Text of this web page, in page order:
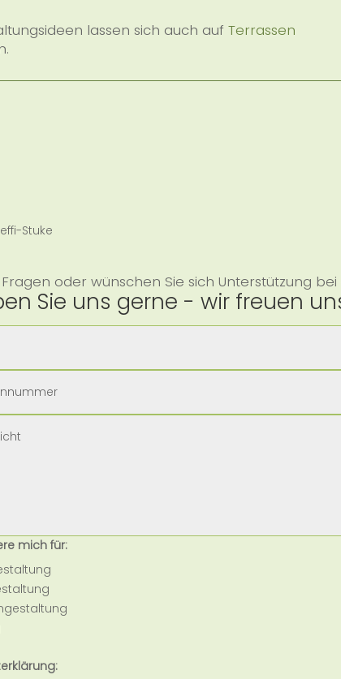
lassen sich auch aufTerrassen
oder wünschen Sie sich Unterstützung
Sie uns gerne - wir freuen
mich für: